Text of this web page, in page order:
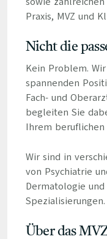
Praxis, MVZ und
Nicht die
Kein Problem.
spannenden
Fach- und
begleiten Sie
Ihrem beruflichen
Wir sind in
von Psychiatrie
Dermatologie
Spezialisierungen.
Über das